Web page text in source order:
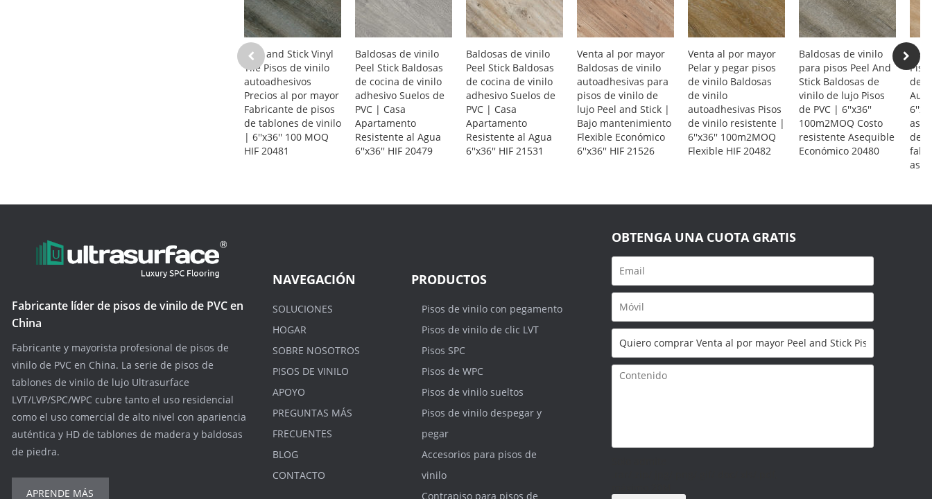
Peel and Stick Vinyl
Tile Pisos de vinilo
autoadhesivos
Precios al por mayor
Fabricante de pisos
de tablones de vinilo
| 6''x36'' 100 MOQ
HIF 20481
Baldosas de vinilo
Peel Stick Baldosas
de cocina de vinilo
adhesivo Suelos de
PVC | Casa
Apartamento
Resistente al Agua
6''x36'' HIF 20479
Baldosas de vinilo
Peel Stick Baldosas
de cocina de vinilo
adhesivo Suelos de
PVC | Casa
Apartamento
Resistente al Agua
6''x36'' HIF 21531
Venta al por mayor
Baldosas de vinilo
autoadhesivas para
pisos de vinilo de
lujo Peel and Stick |
Bajo mantenimiento
Flexible Económico
6''x36'' HIF 21526
Venta al por mayor
Pelar y pegar pisos
de vinilo Baldosas
de vinilo
autoadhesivas Pisos
de vinilo resistente |
6''x36'' 100m2MOQ
Flexible HIF 20482
Baldosas de vinilo
para pisos Peel And
Stick Baldosas de
vinilo de lujo Pisos
de PVC | 6''x36''
100m2MOQ Costo
resistente Asequible
Económico 20480
de
de
Fabricante líder de pisos de vinilo de PVC en
China
Fabricante y mayorista profesional de pisos de
vinilo de PVC en China. La serie de pisos de
tablones de vinilo de lujo Ultrasurface
LVT/LVP/SPC/WPC cubre tanto el uso residencial
como el uso comercial de alto nivel con apariencia
auténtica y HD de tablones de madera y baldosas
de piedra.
APRENDE MÁS
NAVEGACIÓN
SOLUCIONES
HOGAR
SOBRE NOSOTROS
PISOS DE VINILO
APOYO
PREGUNTAS MÁS
FRECUENTES
BLOG
CONTACTO
PRODUCTOS
Pisos de vinilo con pegamento
Pisos de vinilo de clic LVT
Pisos SPC
Pisos de WPC
Pisos de vinilo sueltos
Pisos de vinilo despegar y
pegar
Accesorios para pisos de
vinilo
Contrapiso para pisos de
OBTENGA UNA CUOTA GRATIS